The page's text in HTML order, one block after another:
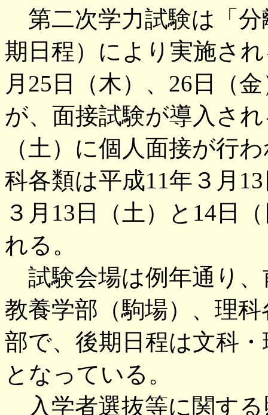
第二次学力試験は「分
期日程）により実施さ
月25日（木）、26日（
が、面接試験が導入さ
（土）に個人面接が行
科各類は平成11年３月
３月13日（土）と14日
れる。
試験会場は例年通り、
教養学部（駒場）、理
部で、後期日程は文科
となっている。
入学者選抜等に関す